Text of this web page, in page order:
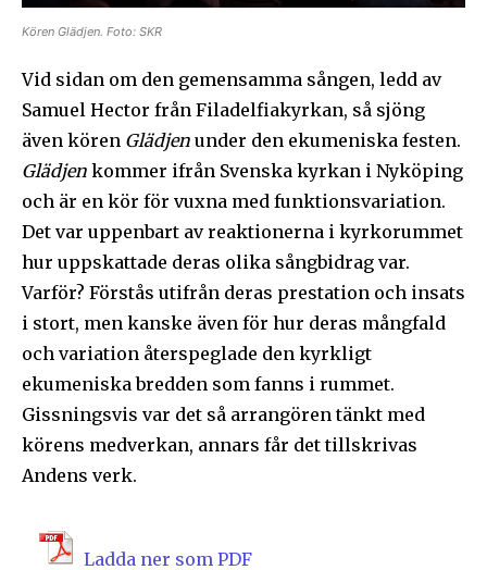
Kören Glädjen. Foto: SKR
Vid sidan om den gemensamma sången, ledd av
Samuel Hector från Filadelfiakyrkan, så sjöng
även kören Glädjen under den ekumeniska festen.
Glädjen kommer ifrån Svenska kyrkan i Nyköping
och är en kör för vuxna med funktionsvariation.
Det var uppenbart av reaktionerna i kyrkorummet
hur uppskattade deras olika sångbidrag var.
Varför? Förstås utifrån deras prestation och insats
i stort, men kanske även för hur deras mångfald
och variation återspeglade den kyrkligt
ekumeniska bredden som fanns i rummet.
Gissningsvis var det så arrangören tänkt med
körens medverkan, annars får det tillskrivas
Andens verk.
Ladda ner som PDF